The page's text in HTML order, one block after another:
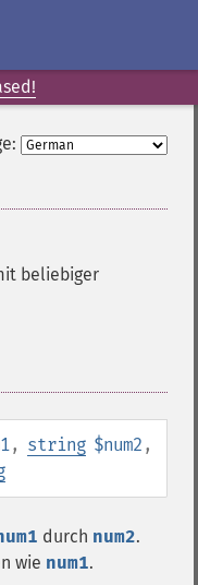
beliebiger
, string $num2 ,
durch num2.
wie num1.